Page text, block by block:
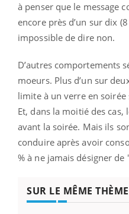
à penser que le message
encore près d’un sur dix
impossible de dire non.
D’autres comportements
moeurs. Plus d’un sur
limite à un verre en
Et, dans la moitié des cas,
avant la soirée. Mais ils
conduire après avoir
% à ne jamais désigner de
SUR LE MÊME THÈME